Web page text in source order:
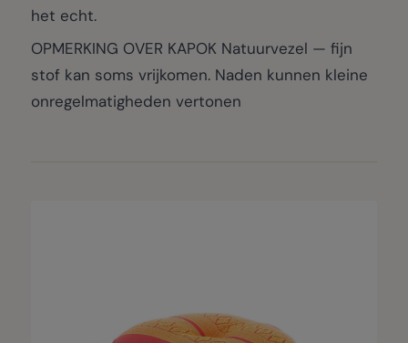
het echt.
OPMERKING OVER KAPOK Natuurvezel — fijn
stof kan soms vrijkomen. Naden kunnen kleine
onregelmatigheden vertonen